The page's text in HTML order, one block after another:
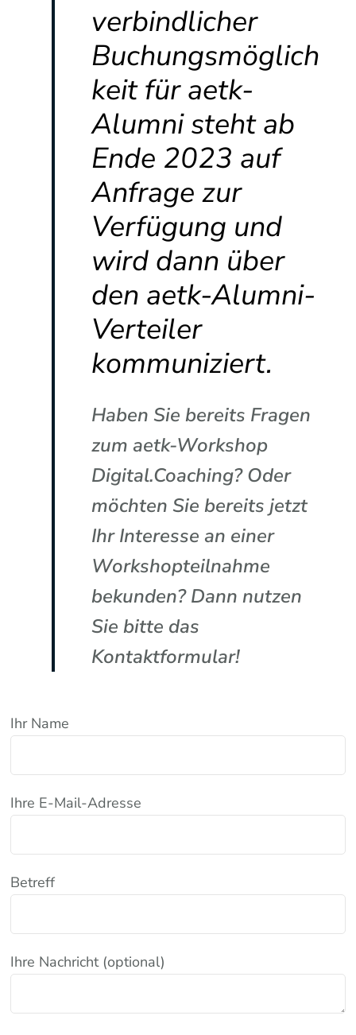
verbindlicher
Buchungsmöglich
keit für aetk-
Alumni steht ab
Ende 2023 auf
Anfrage zur
Verfügung und
wird dann über
den aetk-Alumni-
Verteiler
kommuniziert.
Haben Sie bereits Fragen
zum aetk-Workshop
Digital.Coaching? Oder
möchten Sie bereits jetzt
Ihr Interesse an einer
Workshopteilnahme
bekunden? Dann nutzen
Sie bitte das
Kontaktformular!
Ihr Name
Ihre E-Mail-Adresse
Betreff
Ihre Nachricht (optional)